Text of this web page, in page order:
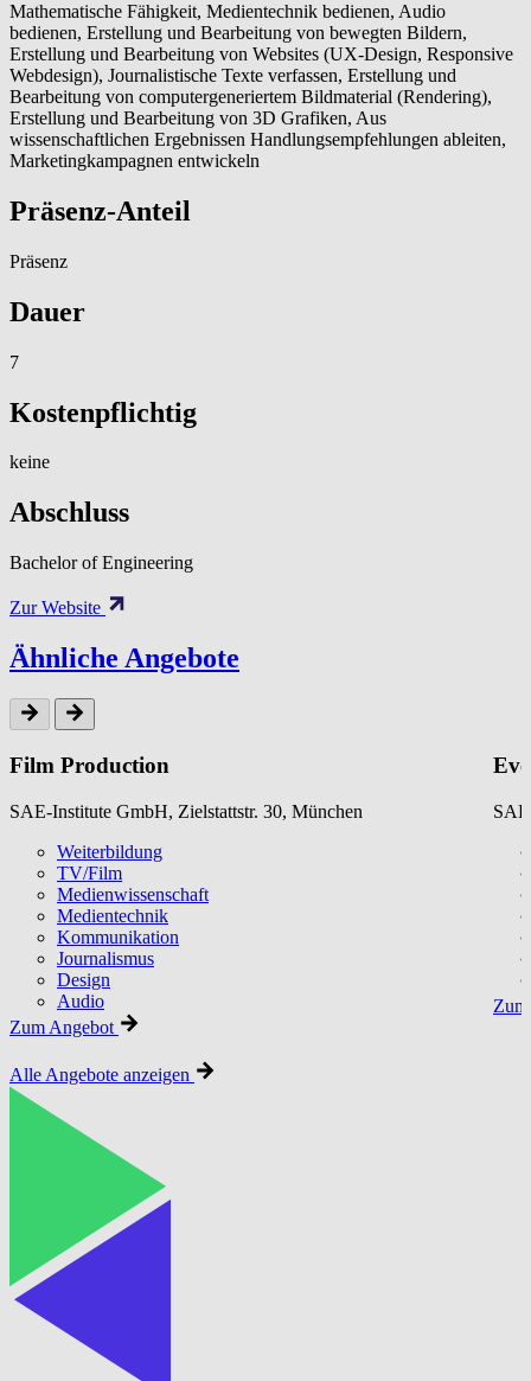
Mathematische Fähigkeit, Medientechnik bedienen, Audio
bedienen, Erstellung und Bearbeitung von bewegten Bildern,
Erstellung und Bearbeitung von Websites (UX-Design, Responsive
Webdesign), Journalistische Texte verfassen, Erstellung und
Bearbeitung von computergeneriertem Bildmaterial (Rendering),
Erstellung und Bearbeitung von 3D Grafiken, Aus
wissenschaftlichen Ergebnissen Handlungsempfehlungen ableiten,
Marketingkampagnen entwickeln
Präsenz-Anteil
Präsenz
Dauer
7
Kostenpflichtig
keine
Abschluss
Bachelor of Engineering
Zur Website
Ähnliche Angebote
Film Production
SAE-Institute GmbH, Zielstattstr. 30, München
Weiterbildung
TV/Film
Medienwissenschaft
Medientechnik
Kommunikation
Journalismus
Design
Audio
Zum Angebot
Alle Angebote anzeigen